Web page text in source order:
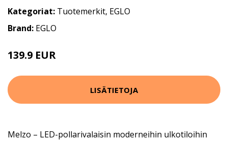
Kategoriat: Tuotemerkit, EGLO
Brand: EGLO
139.9 EUR
LISÄTIETOJA
Melzo – LED-pollarivalaisin moderneihin ulkotiloihin